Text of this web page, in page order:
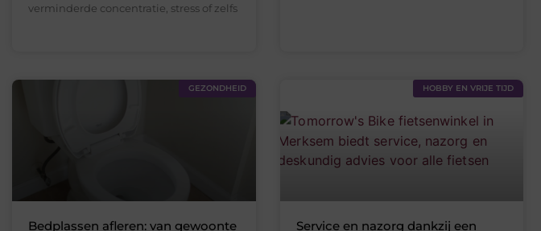
verminderde concentratie, stress of zelfs
GEZONDHEID
Bedplassen afleren: van gewoonte
HOBBY EN VRIJE TIJD
Service en nazorg dankzij een